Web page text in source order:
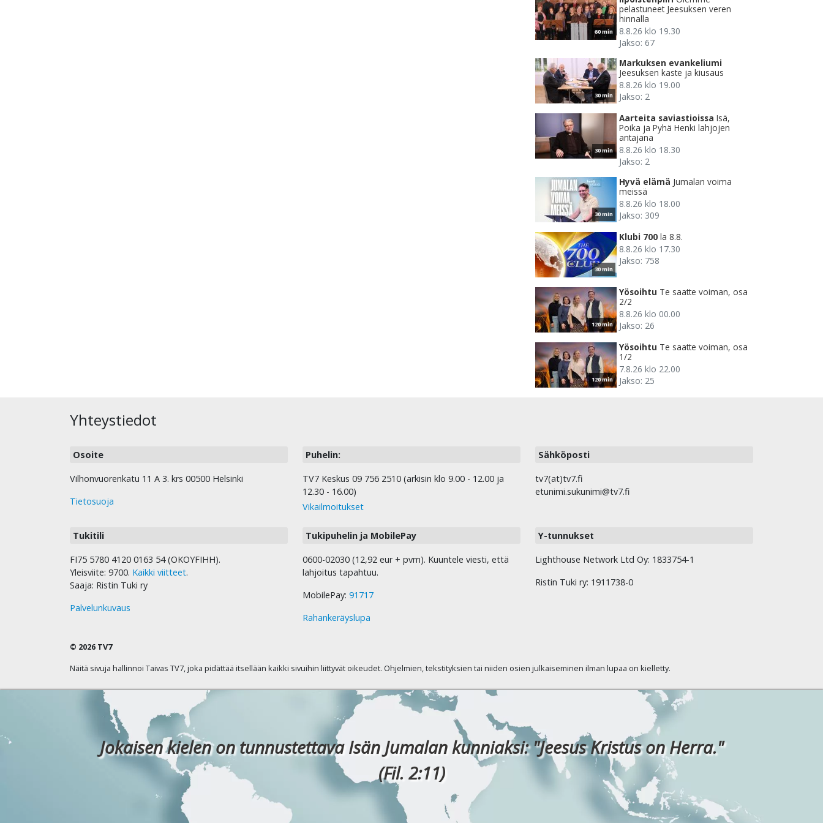
60 min
pelastuneet Jeesuksen veren
hinnalla
8.8.26 klo 19.30
Jakso: 67
30 min
Markuksen evankeliumi
Jeesuksen kaste ja kiusaus
8.8.26 klo 19.00
Jakso: 2
30 min
Aarteita saviastioissa Isä,
Poika ja Pyhä Henki lahjojen
antajana
8.8.26 klo 18.30
Jakso: 2
30 min
Hyvä elämä Jumalan voima
meissä
8.8.26 klo 18.00
Jakso: 309
30 min
Klubi 700 la 8.8.
8.8.26 klo 17.30
Jakso: 758
120 min
Yösoihtu Te saatte voiman, osa
2/2
8.8.26 klo 00.00
Jakso: 26
120 min
Yösoihtu Te saatte voiman, osa
1/2
7.8.26 klo 22.00
Jakso: 25
Yhteystiedot
Osoite
Vilhonvuorenkatu 11 A 3. krs 00500 Helsinki
Tietosuoja
Puhelin:
TV7 Keskus 09 756 2510 (arkisin klo 9.00 - 12.00 ja
12.30 - 16.00)
Vikailmoitukset
Sähköposti
tv7(at)tv7.fi
etunimi.sukunimi@tv7.fi
Tukitili
FI75 5780 4120 0163 54 (OKOYFIHH).
Yleisviite: 9700. Kaikki viitteet.
Saaja: Ristin Tuki ry
Palvelunkuvaus
Tukipuhelin ja MobilePay
0600-02030 (12,92 eur + pvm). Kuuntele viesti, että
lahjoitus tapahtuu.
MobilePay: 91717
Rahankeräyslupa
Y-tunnukset
Lighthouse Network Ltd Oy: 1833754-1
Ristin Tuki ry: 1911738-0
© 2026 TV7
Näitä sivuja hallinnoi Taivas TV7, joka pidättää itsellään kaikki sivuihin liittyvät oikeudet. Ohjelmien, tekstityksien tai niiden osien julkaiseminen ilman lupaa on kielletty.
Jokaisen kielen on tunnustettava Isän Jumalan kunniaksi: "Jeesus Kristus on Herra."
(Fil. 2:11)